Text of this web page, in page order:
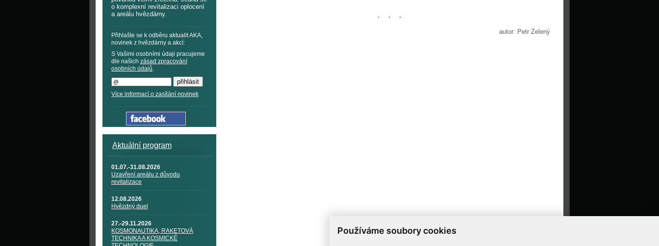
Používáme soubory cookies
o komplexní revitalizaci oplocení
a areálu hvězdárny.
Přihlašte se k odběru aktualit AKA,
novinek z hvězdárny a akcí:
S Vašimi osobními údaji pracujeme
dle našich zásad zpracování
osobních údajů.
Více informací o zasílání novinek
Aktuální program
01.07.-31.08.2026
Uzavření areálu z důvodu
revitalizace
12.08.2026
Hvězdný duel
27.-29.11.2026
KOSMONAUTIKA, RAKETOVÁ
TECHNIKA A KOSMICKÉ
autor: Petr Zelený